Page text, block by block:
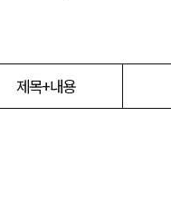
제목+내용